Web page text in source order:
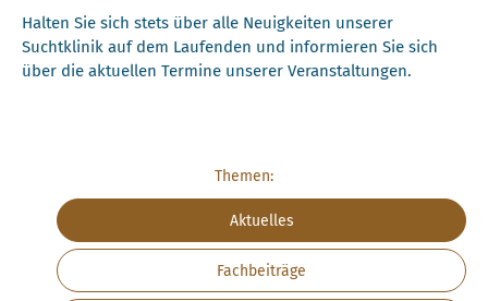
Halten Sie sich stets über alle Neuigkeiten unserer
Suchtklinik auf dem Laufenden und informieren Sie sich
über die aktuellen Termine unserer Veranstaltungen.
Themen:
Aktuelles
Fachbeiträge